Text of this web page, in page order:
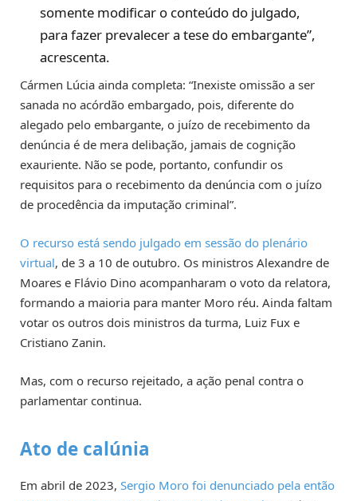
somente modificar o conteúdo do julgado,
para fazer prevalecer a tese do embargante”,
acrescenta.
Cármen Lúcia ainda completa: “Inexiste omissão a ser
sanada no acórdão embargado, pois, diferente do
alegado pelo embargante, o juízo de recebimento da
denúncia é de mera delibação, jamais de cognição
exauriente. Não se pode, portanto, confundir os
requisitos para o recebimento da denúncia com o juízo
de procedência da imputação criminal”.
O recurso está sendo julgado em sessão do plenário
virtual, de 3 a 10 de outubro. Os ministros Alexandre de
Moares e Flávio Dino acompanharam o voto da relatora,
formando a maioria para manter Moro réu. Ainda faltam
votar os outros dois ministros da turma, Luiz Fux e
Cristiano Zanin.
Mas, com o recurso rejeitado, a ação penal contra o
parlamentar continua.
Ato de calúnia
Em abril de 2023, Sergio Moro foi denunciado pela então